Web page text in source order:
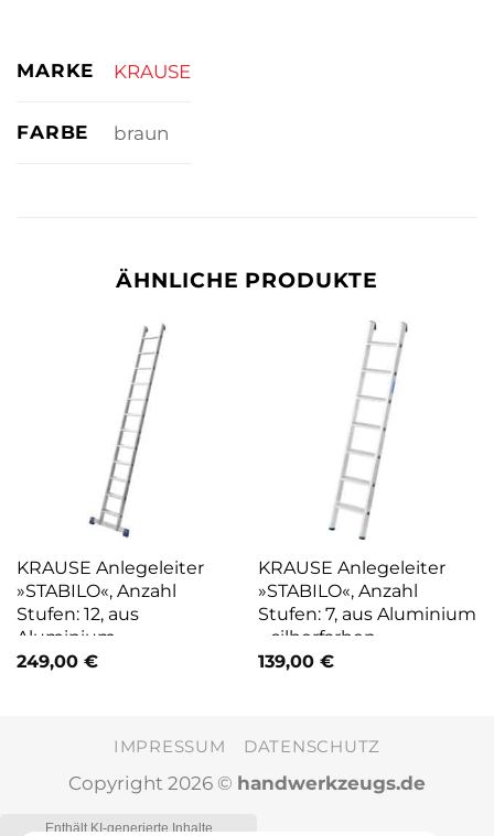
MARKE KRAUSE
FARBE braun
ÄHNLICHE PRODUKTE
KRAUSE Anlegeleiter
»STABILO«, Anzahl
Stufen: 12, aus
Aluminium –
silberfarben
249,00 €
KRAUSE Anlegeleiter
»STABILO«, Anzahl
Stufen: 7, aus Aluminium
– silberfarben
139,00 €
IMPRESSUM DATENSCHUTZ
Copyright 2026 © handwerkzeugs.de